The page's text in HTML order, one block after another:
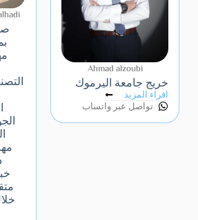
Ahmad alzoubi
خريج جامعة اليرموك
اقراء المزيد
تواصل عبر واتساب